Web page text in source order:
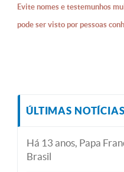
Evite nomes e testemunhos
pode ser visto por pessoas
ÚLTIMAS NOTÍCIAS
Há 13 anos, Papa
Brasil